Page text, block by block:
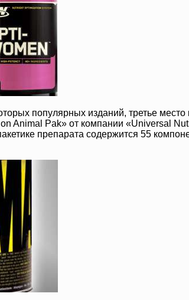
популярных изданий, третье
Animal Pak» от компании «Universal
препарата содержится 55